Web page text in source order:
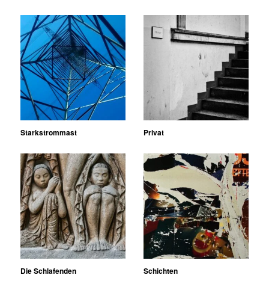
Starkstrommast Privat
Die Schlafenden Schichten